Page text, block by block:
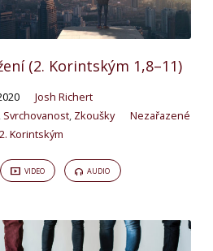
(2. Korintským 1,8–11)
Josh Richert
, Svrchovanost, Zkoušky
Nezařazené
2. Korintským
VIDEO AUDIO